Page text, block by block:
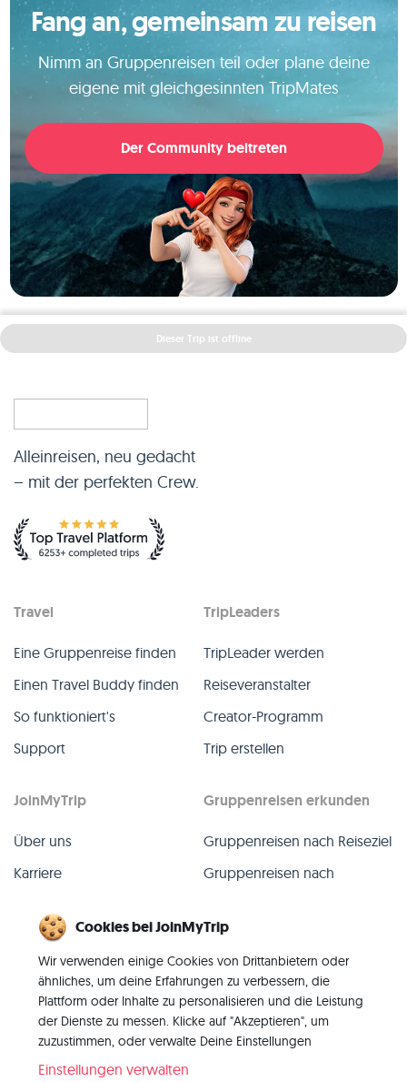
Fang an, gemeinsam zu reisen
Nimm an Gruppenreisen teil oder plane deine
eigene mit gleichgesinnten TripMates
Der Community beitreten
Dieser Trip ist offline
Alleinreisen, neu gedacht
– mit der perfekten Crew.
Travel
Eine Gruppenreise finden
Einen Travel Buddy finden
So funktioniert's
Support
TripLeaders
TripLeader werden
Reiseveranstalter
Creator-Programm
Trip erstellen
JoinMyTrip
Über uns
Karriere
Blog
Kontakt
Gruppenreisen erkunden
Gruppenreisen nach Reiseziel
Gruppenreisen nach
Alle Gruppenreisen
Vergangene Gruppenreisen
Alle Kategorien
Cookies bei JoinMyTrip
Wir verwenden einige Cookies von Drittanbietern oder
ähnliches, um deine Erfahrungen zu verbessern, die
Plattform oder Inhalte zu personalisieren und die Leistung
der Dienste zu messen. Klicke auf "Akzeptieren", um
zuzustimmen, oder verwalte Deine Einstellungen
Einstellungen verwalten